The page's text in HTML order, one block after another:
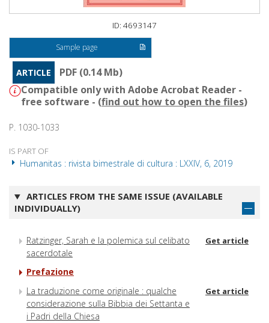
ID: 4693147
Sample page
ARTICLE
PDF (0.14 Mb)
Compatible only with Adobe Acrobat Reader -
free software - (find out how to open the files)
P. 1030-1033
IS PART OF
Humanitas : rivista bimestrale di cultura : LXXIV, 6, 2019
ARTICLES FROM THE SAME ISSUE (AVAILABLE
INDIVIDUALLY)
Ratzinger, Sarah e la polemica sul celibato
sacerdotale
Get article
Prefazione
La traduzione come originale : qualche
considerazione sulla Bibbia dei Settanta e
i Padri della Chiesa
Get article